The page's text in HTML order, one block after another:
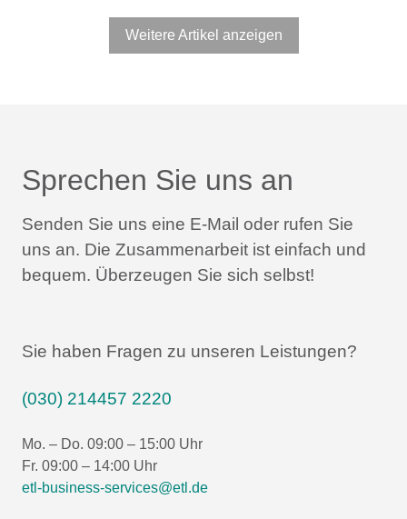
Weitere Artikel anzeigen
Sprechen Sie uns an
Senden Sie uns eine E-Mail oder rufen Sie
uns an. Die Zusammenarbeit ist einfach und
bequem. Überzeugen Sie sich selbst!
Sie haben Fragen zu unseren Leistungen?
(030) 214457 2220
Mo. – Do. 09:00 – 15:00 Uhr
Fr. 09:00 – 14:00 Uhr
etl-business-services@etl.de